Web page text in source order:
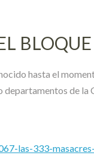
hasta el
departamentos de la
las-333-